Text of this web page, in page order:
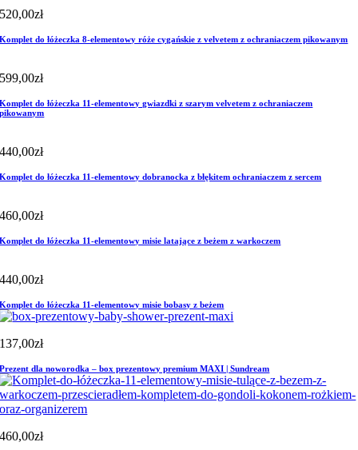
520,00zł
Komplet do łóżeczka 8-elementowy róże cygańskie z velvetem z ochraniaczem pikowanym
599,00zł
Komplet do łóżeczka 11-elementowy gwiazdki z szarym velvetem z ochraniaczem
pikowanym
440,00zł
Komplet do łóżeczka 11-elementowy dobranocka z błękitem ochraniaczem z sercem
460,00zł
Komplet do łóżeczka 11-elementowy misie latające z beżem z warkoczem
440,00zł
Komplet do łóżeczka 11-elementowy misie bobasy z beżem
137,00zł
Prezent dla noworodka – box prezentowy premium MAXI | Sundream
460,00zł